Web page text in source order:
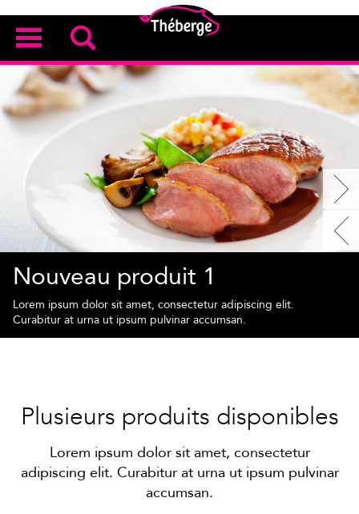
Nouveau produit 1
Lorem ipsum dolor sit amet, consectetur adipiscing elit.
Curabitur at urna ut ipsum pulvinar accumsan.
Plusieurs produits disponibles
Lorem ipsum dolor sit amet, consectetur
adipiscing elit. Curabitur at urna ut ipsum pulvinar
accumsan.